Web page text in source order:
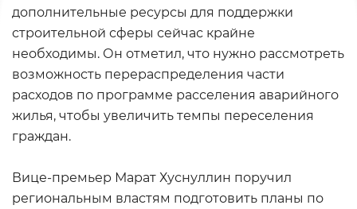
дополнительные ресурсы для поддержки
строительной сферы сейчас крайне
необходимы. Он отметил, что нужно рассмотреть
возможность перераспределения части
расходов по программе расселения аварийного
жилья, чтобы увеличить темпы переселения
граждан.
Вице-премьер Марат Хуснуллин поручил
региональным властям подготовить планы по